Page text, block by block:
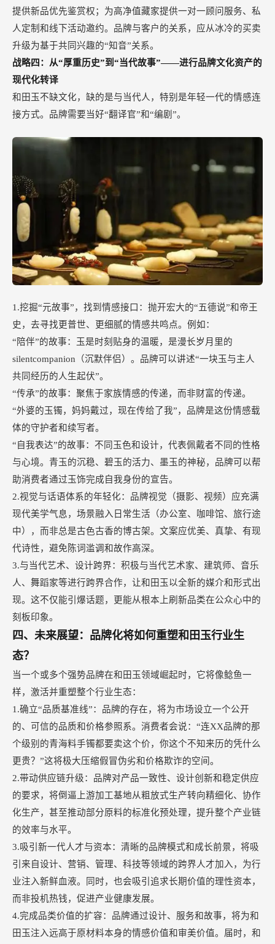
提供新品优先鉴赏权；为高净值藏家提供一对一顾问服务、私
人定制和线下活动邀约。品牌与客户的关系，应从冰冷的买卖
升级为基于共同兴趣的“知音”关系。
战略四：从“厚重历史”到“当代故事”——进行品牌文化资产的
现代化转译
和田玉不缺文化，缺的是与当代人，特别是年轻一代的情感连
接方式。品牌需要当好“翻译官”和“编剧”。
1.挖掘“元故事”，找到情感接口：抛开宏大的“五德说”和帝王
史，去寻找更普世、更细腻的情感共鸣点。例如：
“陪伴”的故事：玉是时刻贴身的温暖，是漫长岁月里的
silentcompanion（沉默伴侣）。品牌可以讲述“一块玉与主人
共同经历的人生起伏”。
“传承”的故事：聚焦于家族情感的传递，而非财富的传递。
“外婆的玉镯，妈妈戴过，现在传给了我”，品牌是这份情感载
体的守护者和续写者。
“自我表达”的故事：不同玉色和设计，代表佩戴者不同的性格
与心境。青玉的沉稳、碧玉的活力、墨玉的神秘，品牌可以帮
助消费者通过玉饰完成自我身份的宣告。
2.视觉与话语体系的年轻化：品牌视觉（摄影、视频）应充满
现代美学气息，场景融入日常生活（办公室、咖啡馆、旅行途
中），而非总是古色古香的博古架。文案应优美、真挚、有现
代诗性，避免陈词滥调和故作高深。
3.与当代艺术、设计跨界：积极与当代艺术家、建筑师、音乐
人、舞蹈家等进行跨界合作，让和田玉以全新的媒介和形式出
现。这不仅能引爆话题，更能从根本上刷新品类在公众心中的
刻板印象。
四、未来展望：品牌化将如何重塑和田玉行业生
态？
当一个或多个强势品牌在和田玉领域崛起时，它将像鲶鱼一
样，激活并重塑整个行业生态：
1.确立“品质基准线”：品牌的存在，将为市场设立一个公开
的、可信的品质和价格参照系。消费者会说：“连XX品牌的那
个级别的青海料手镯都要卖这个价，你这个不知来历的凭什么
更贵？”这将极大压缩假冒伪劣和价格欺诈的空间。
2.带动供应链升级：品牌对产品一致性、设计创新和稳定供应
的要求，将倒逼上游加工基地从粗放式生产转向精细化、协作
化生产，甚至推动部分原料的标准化预处理，提升整个产业链
的效率与水平。
3.吸引新一代人才与资本：清晰的品牌模式和成长前景，将吸
引来自设计、营销、管理、科技等领域的跨界人才加入，为行
业注入新鲜血液。同时，也会吸引追求长期价值的理性资本，
而非投机热钱，促进产业健康发展。
4.完成品类价值的扩容：品牌通过设计、服务和故事，将为和
田玉注入远高于原材料本身的情感价值和审美价值。届时，和